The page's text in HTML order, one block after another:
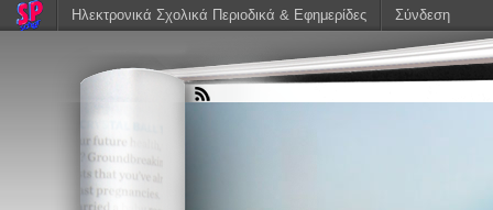
Ηλεκτρονικά Σχολικά Περιοδικά & Εφημερίδες Σύνδεση